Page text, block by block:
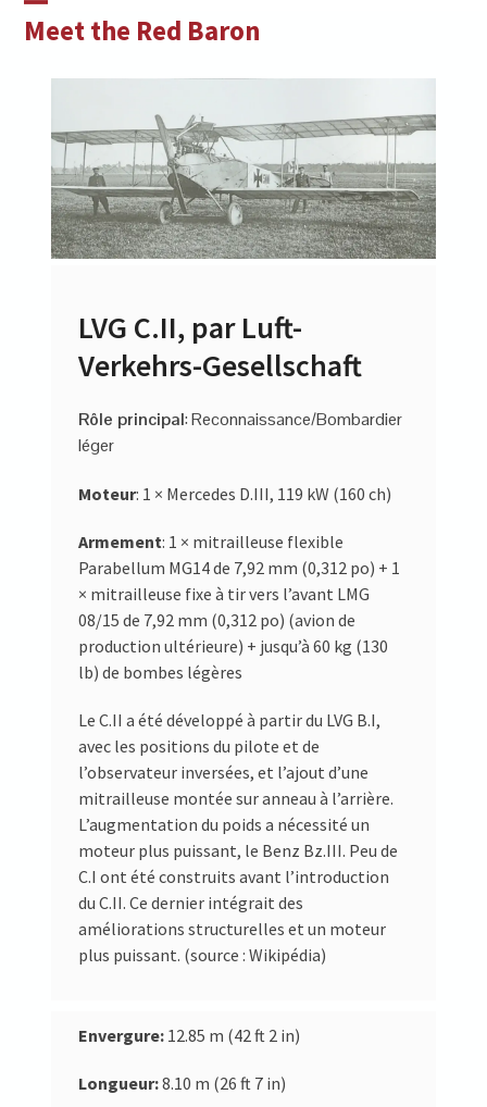
Meet the Red Baron
Open
Close
LVG C.II, par Luft-
Verkehrs-Gesellschaft
Rôle principal: Reconnaissance/Bombardier
léger
Moteur: 1 × Mercedes D.III, 119 kW (160 ch)
Armement: 1 × mitrailleuse flexible
Parabellum MG14 de 7,92 mm (0,312 po) + 1
× mitrailleuse fixe à tir vers l’avant LMG
08/15 de 7,92 mm (0,312 po) (avion de
production ultérieure) + jusqu’à 60 kg (130
lb) de bombes légères
Le C.II a été développé à partir du LVG B.I,
avec les positions du pilote et de
l’observateur inversées, et l’ajout d’une
mitrailleuse montée sur anneau à l’arrière.
L’augmentation du poids a nécessité un
moteur plus puissant, le Benz Bz.III. Peu de
C.I ont été construits avant l’introduction
du C.II. Ce dernier intégrait des
améliorations structurelles et un moteur
plus puissant. (source : Wikipédia)
Envergure: 12.85 m (42 ft 2 in)
Longueur:8.10 m (26 ft 7 in)